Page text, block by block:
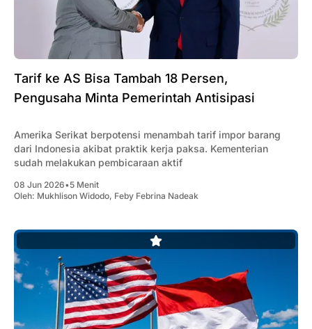
Tarif ke AS Bisa Tambah 18 Persen,
Pengusaha Minta Pemerintah Antisipasi
Amerika Serikat berpotensi menambah tarif impor barang
dari Indonesia akibat praktik kerja paksa. Kementerian
sudah melakukan pembicaraan aktif
08 Jun 2026•5 Menit
Oleh: Mukhlison Widodo, Feby Febrina Nadeak